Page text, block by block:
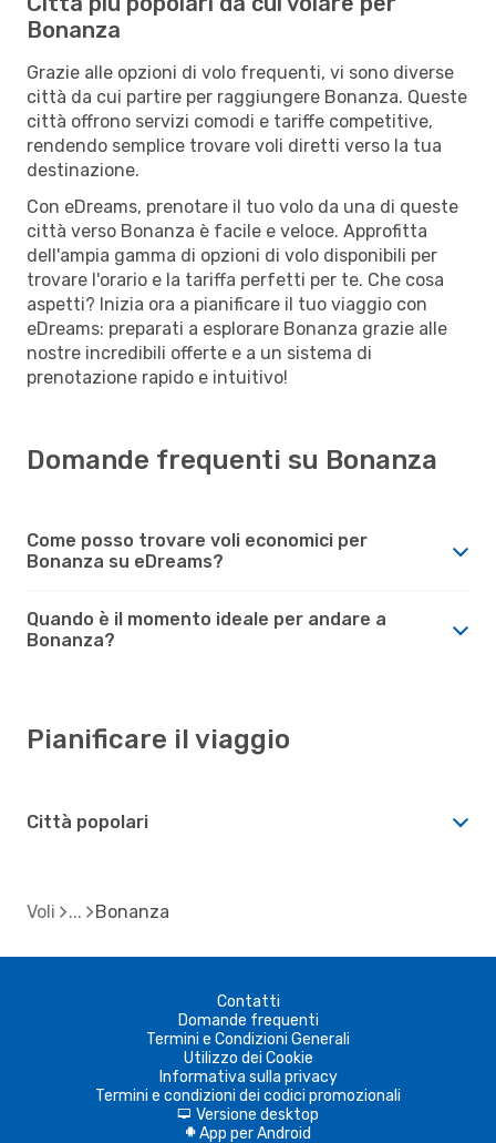
Bonanza
Grazie alle opzioni di volo frequenti, vi sono diverse
città da cui partire per raggiungere Bonanza. Queste
città offrono servizi comodi e tariffe competitive,
rendendo semplice trovare voli diretti verso la tua
destinazione.
Con eDreams, prenotare il tuo volo da una di queste
città verso Bonanza è facile e veloce. Approfitta
dell'ampia gamma di opzioni di volo disponibili per
trovare l'orario e la tariffa perfetti per te. Che cosa
aspetti? Inizia ora a pianificare il tuo viaggio con
eDreams: preparati a esplorare Bonanza grazie alle
nostre incredibili offerte e a un sistema di
prenotazione rapido e intuitivo!
Domande frequenti su Bonanza
Come posso trovare voli economici per
Bonanza su eDreams?
Quando è il momento ideale per andare a
Bonanza?
Pianificare il viaggio
Città popolari
Voli Bonanza
Contatti
Domande frequenti
Termini e Condizioni Generali
Utilizzo dei Cookie
Informativa sulla privacy
Termini e condizioni dei codici promozionali
d Versione desktop
A App per Android